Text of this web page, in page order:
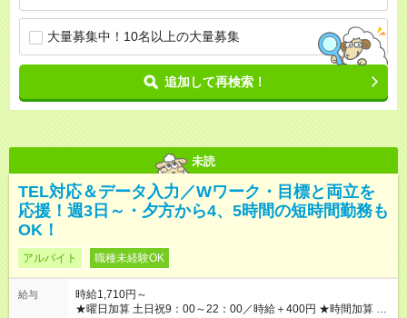
大量募集中！10名以上の大量募集
追加して再検索！
未読
TEL対応＆データ入力／Wワーク・目標と両立を
応援！週3日～・夕方から4、5時間の短時間勤務も
OK！
アルバイト 職種未経験OK
給与
時給1,710円～
★曜日加算 土日祝9：00～22：00／時給＋400円 ★時間加算 月